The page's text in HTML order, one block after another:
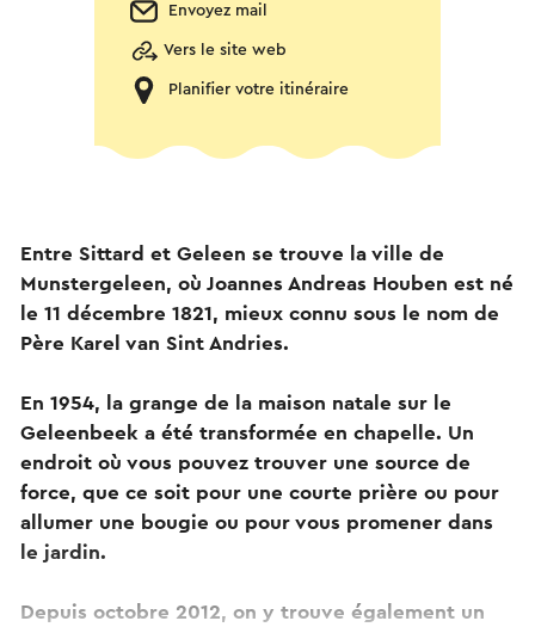
Envoyez mail
Vers le site web
Planifier votre itinéraire
Entre Sittard et Geleen se trouve la ville de
Munstergeleen, où Joannes Andreas Houben est né
le 11 décembre 1821, mieux connu sous le nom de
Père Karel van Sint Andries.
En 1954, la grange de la maison natale sur le
Geleenbeek a été transformée en chapelle. Un
endroit où vous pouvez trouver une source de
force, que ce soit pour une courte prière ou pour
allumer une bougie ou pour vous promener dans
le jardin.
Depuis octobre 2012, on y trouve également un